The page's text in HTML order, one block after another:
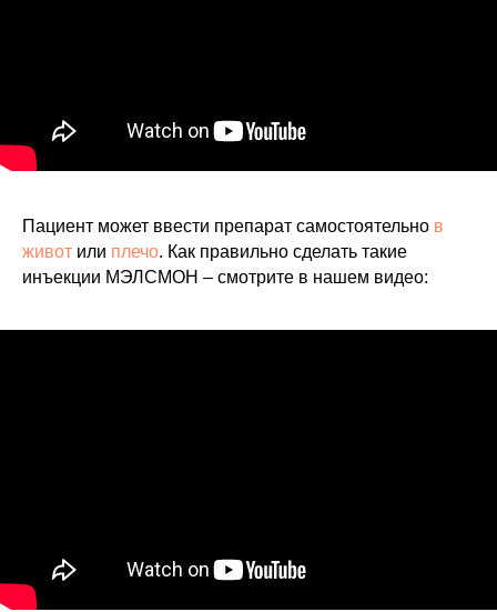
Пациент может ввести препарат самостоятельно в
живот или плечо. Как правильно сделать такие
инъекции МЭЛСМОН – смотрите в нашем видео: